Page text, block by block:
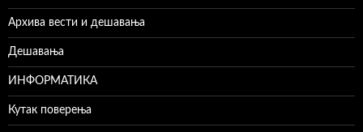
Архива вести и дешавања
Дешавања
ИНФОРМАТИКА
Кутак поверења